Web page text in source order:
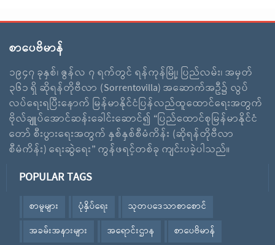
စာပေဗိမာန်
၁၉၄၇ ခုနှစ်၊ ဇွန်လ ၇ ရက်တွင် ရန်ကုန်မြို့၊ ပြည်လမ်း၊ အမှတ်
၃၆၁ ရှိ ဆိုရန်တိုဗီလာ (Sorrentovilla) အဆောက်အဦ၌ လွပ်
လပ်ရေးရပြီးနောက် မြန်မာနိုင်ငံပြန်လည်ထူထောင်ရေးအတွက်
ဗိုလ်ချူပ်အောင်ဆန်းခေါင်းဆောင်၍ “ပြည်ထောင်စုမြန်မာနိုင်ငံ
တော် စီးပွားရေးအတွက် နှစ်နှစ်စီမံကိန်း (ဆိုရန်တိုဗီလာ
စီမံကိန်း) ရေးဆွဲရေး” ကွန်ဖရင့်တစ်ခု ကျင်းပခဲ့ပါသည်။
POPULAR TAGS
စာမူများ ပုံနှိပ်ရေး
သုတပဒေသာစာစောင်
အခမ်းအနားများ
အရောင်းဌာန
စာပေဗိမာန်